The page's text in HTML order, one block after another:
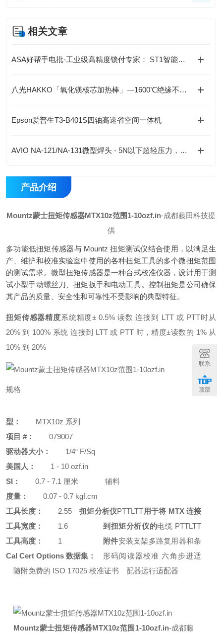
相关文章
ASA好帮手电批-工业级高精度锁付专家： ST1智能伺服螺丝刀+控制器套装
八光HAKKO「氧化镁核芯加热棒」—1600℃绝缘不衰减，工业热控安全天花板
Epson爱普生T3-B401S四轴高速省空间一体机
AVIO NA-121/NA-131微型焊头 - 5N以下超轻压力，精密电子焊接专家
产品介绍
Mountz蒙士扭矩传感器MTX10z范围1-10ozf.in-成都藤田科技提
供
多功能低扭矩传感器与 Mountz 扭矩测试仪结合使用，以满足生
产、维护和校准实验室中使用的各种扭矩工具的多个微扭矩范围
的测试需求。微型扭矩传感器是一种台式校准仪器，设计用于测
试小型手动螺丝刀、扭矩扳手和电动工具。控制扭矩是公司确保
其产品的质量、安全性和可靠性不受影响的典型特征。
扭矩传感器精度系统精度± 0.5% 读数 连接到 LTT 或 PTT时从
20% 到 100% 系统 连接到 LTT 或 PTT 时，精度±读数的 1% 从
10% 到 20%
规格
型：
MTX10z 系列
项目 #：
079007
驱动器大小：
1/4“ F/Sq
美国人：
1 - 10 ozf.in
SI：
0.7 - 7.1 厘米
度量：
0.07 - 0.7 kgf.cm
工具长度：
2.55
工具宽度：
1.6
工具高度：
1
Cal Cert Options 数据集：
随附免费的 ISO 17025 校准证书
辅料
扭矩分析仪PTTLTT用于将 MTX 连接
到扭矩分析仪的电缆 PTTLTT
附件安装支架多路复用器和条
形码阅读器校准 六角步进适
配器运行适配器
Mountz蒙士扭矩传感器MTX10z范围1-10ozf.in-成都藤
联系
顶部